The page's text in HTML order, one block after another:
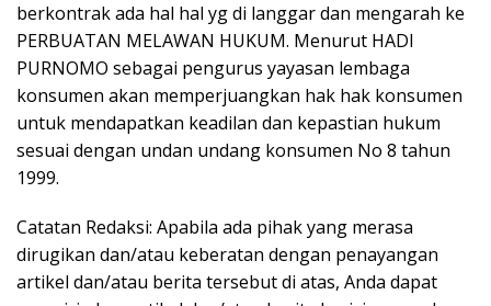
berkontrak ada hal hal yg di langgar dan mengarah ke
PERBUATAN MELAWAN HUKUM. Menurut HADI
PURNOMO sebagai pengurus yayasan lembaga
konsumen akan memperjuangkan hak hak konsumen
untuk mendapatkan keadilan dan kepastian hukum
sesuai dengan undan undang konsumen No 8 tahun
1999.
Catatan Redaksi: Apabila ada pihak yang merasa
dirugikan dan/atau keberatan dengan penayangan
artikel dan/atau berita tersebut di atas, Anda dapat